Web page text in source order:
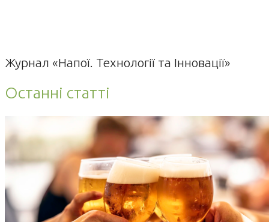
Журнал «Напої. Технології та Інновації»
Останні статті